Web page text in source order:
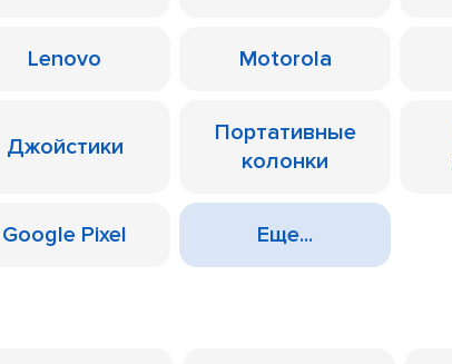
Lenovo Motorola
Джойстики
Портативные
колонки
Google Pixel Еще...